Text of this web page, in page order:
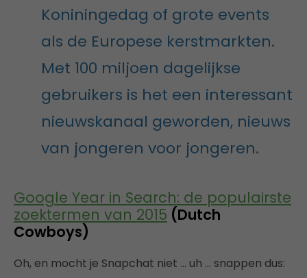
Koniningedag of grote events
als de Europese kerstmarkten.
Met 100 miljoen dagelijkse
gebruikers is het een interessant
nieuwskanaal geworden, nieuws
van jongeren voor jongeren.
Google Year in Search: de populairste
zoektermen van 2015 (Dutch
Cowboys)
Oh, en mocht je Snapchat niet … uh … snappen dus: